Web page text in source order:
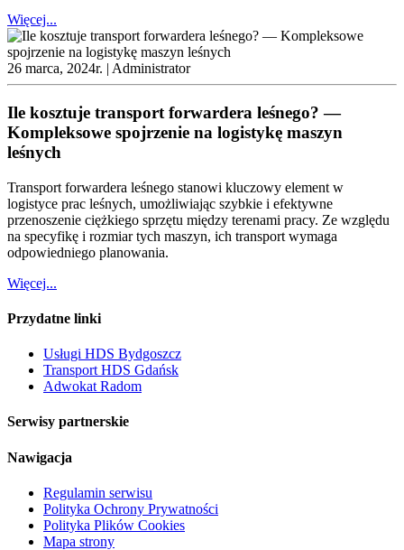
Więcej...
26 marca, 2024r. | Administrator
Ile kosztuje transport forwardera leśnego? —
Kompleksowe spojrzenie na logistykę maszyn
leśnych
Transport forwardera leśnego stanowi kluczowy element w
logistyce prac leśnych, umożliwiając szybkie i efektywne
przenoszenie ciężkiego sprzętu między terenami pracy. Ze względu
na specyfikę i rozmiar tych maszyn, ich transport wymaga
odpowiedniego planowania.
Więcej...
Przydatne linki
Usługi HDS Bydgoszcz
Transport HDS Gdańsk
Adwokat Radom
Serwisy partnerskie
Nawigacja
Regulamin serwisu
Polityka Ochrony Prywatności
Polityka Plików Cookies
Mapa strony